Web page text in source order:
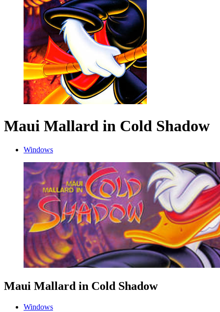
Maui Mallard in Cold Shadow
Windows
Maui Mallard in Cold Shadow
Windows